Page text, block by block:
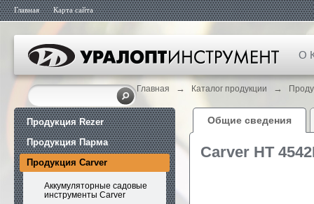
Главная Карта сайта
О
Главная → Каталог продукции →
Продукция Rezer
Продукция Парма
Продукция Carver
Аккумуляторные садовые
инструменты Carver
Общие сведения
Carver HT